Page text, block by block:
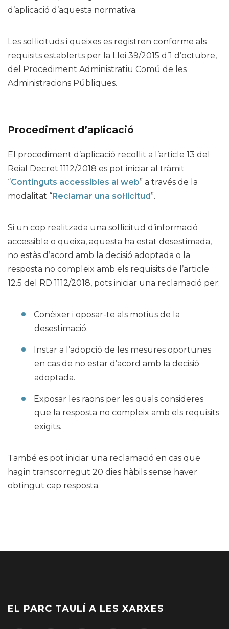
d’aplicació d’aquesta normativa.
Les sol·licituds i queixes es registren conforme als
requisits establerts per la Llei 39/2015 d’1 d’octubre,
del Procediment Administratiu Comú de les
Administracions Públiques.
Procediment d’aplicació
El procediment d’aplicació recollit a l’article 13 del
Reial Decret 1112/2018 es pot iniciar al tràmit
“Continguts accessibles al web” a través de la
modalitat “Reclamar una sol·licitud”.
Si un cop realitzada una sol·licitud d’informació
accessible o queixa, aquesta ha estat desestimada,
no estàs d’acord amb la decisió adoptada o la
resposta no compleix amb els requisits de l’article
12.5 del RD 1112/2018, pots iniciar una reclamació per:
Conèixer i oposar-te als motius de la
desestimació.
Instar a l’adopció de les mesures oportunes
en cas de no estar d’acord amb la decisió
adoptada.
Exposar les raons per les quals consideres
que la resposta no compleix amb els requisits
exigits.
També es pot iniciar una reclamació en cas que
hagin transcorregut 20 dies hàbils sense haver
obtingut cap resposta.
EL PARC TAULÍ A LES XARXES